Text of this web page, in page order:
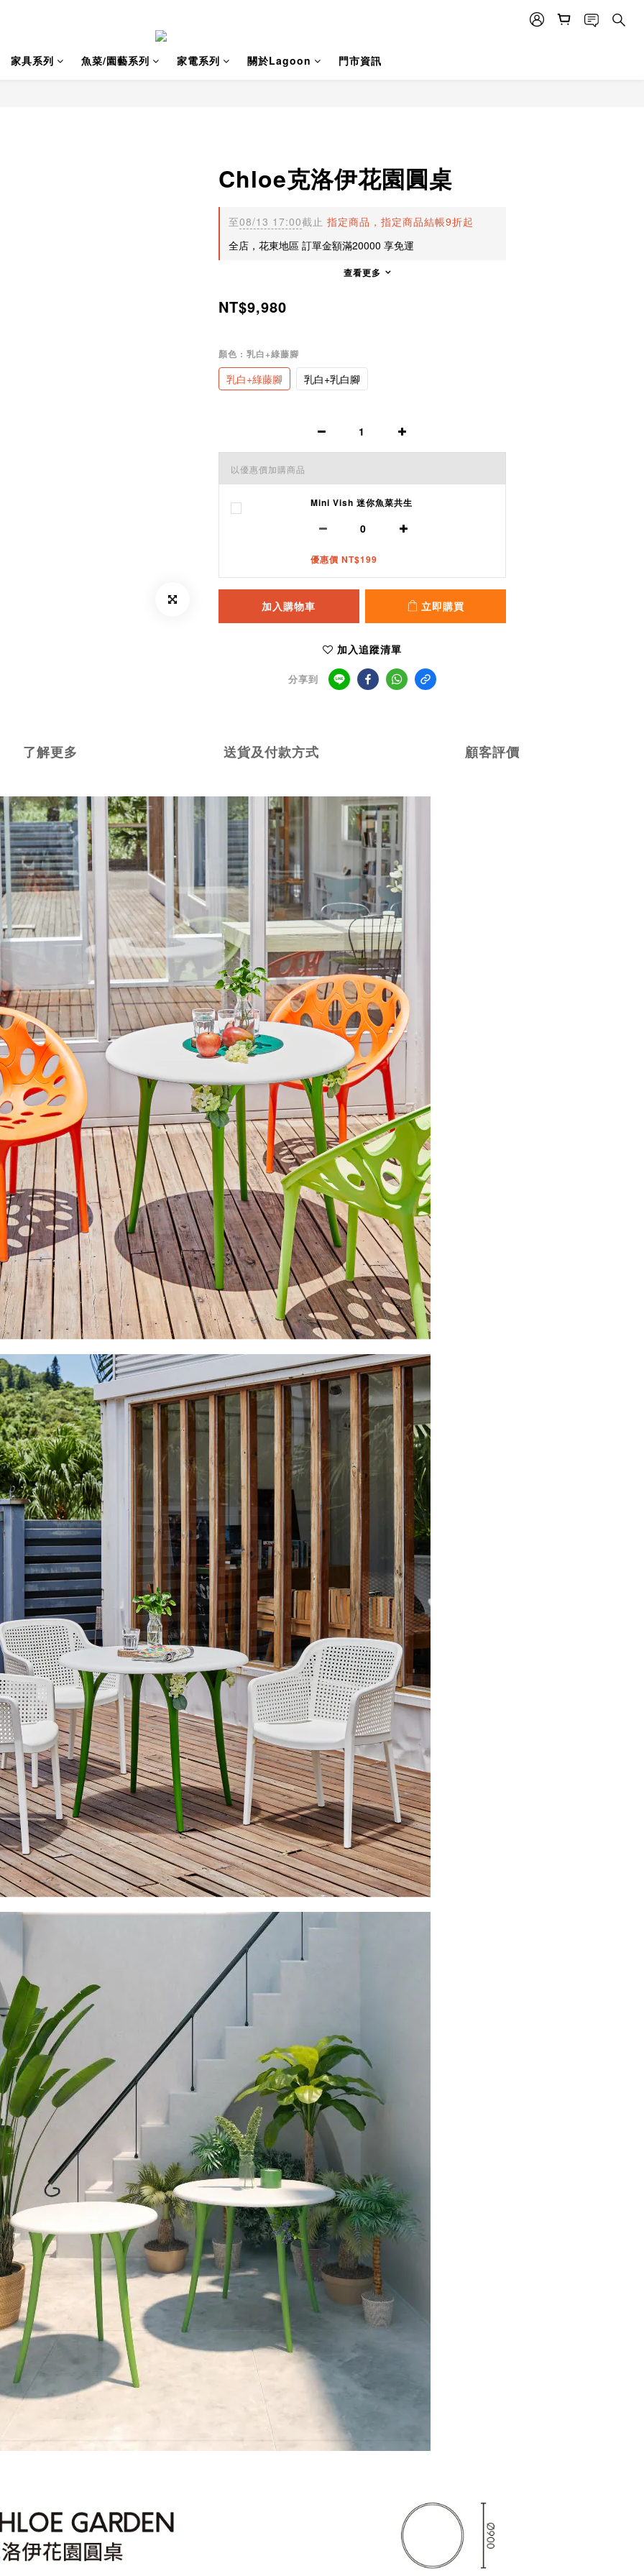
家具系列 魚菜/園藝系列 家電系列 關於Lagoon 門市資訊
Chloe克洛伊花園圓桌
至08/13 17:00截止 指定商品，指定商品結帳9折起
全店，花東地區 訂單金額滿20000 享免運
查看更多
NT$9,980
顏色 : 乳白+綠藤腳
乳白+綠藤腳 乳白+乳白腳
以優惠價加購商品
Mini Vish 迷你魚菜共生
優惠價 NT$199
加入購物車 立即購買
加入追蹤清單
分享到
了解更多 送貨及付款方式 顧客評價